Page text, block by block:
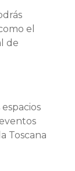
el
de
Toscana